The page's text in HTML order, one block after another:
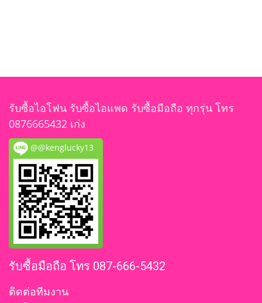
รับซื้อไอโฟน รับซื้อไอแพด รับซื้อมือถือ ทุกรุ่น โทร
0876665432 เก่ง
@@kenglucky13
รับซื้อมือถือ โทร 087-666-5432
ติดต่อทีมงาน